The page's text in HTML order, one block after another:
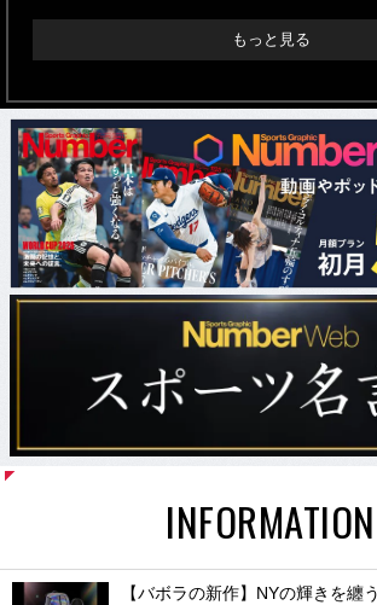
もっと見る
INFORMATION
【バボラの新作】NYの輝きを纏